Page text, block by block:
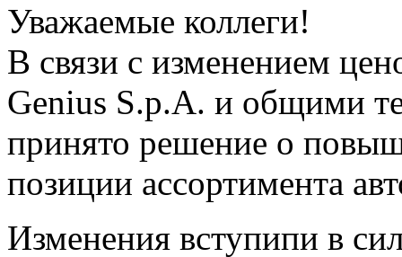
Уважаемые коллеги!
В связи с изменением
Genius S.p.A. и общими
принято решение о
позиции ассортимента
Изменения вступипи в